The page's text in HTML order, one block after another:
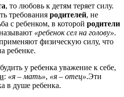
, то любовь к детям теряет силу.
требования родителей, не
с ребенком, в которой родители
«ребенок сел на голову».
физическую силу, что
ребенке.
у ребенка уважение к себе,
: «я – мать», «я – отец».Эти
в душе ребенка.